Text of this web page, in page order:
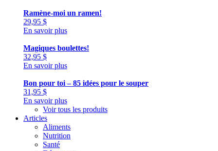
Ramène-moi un ramen!
29,95 $
En savoir plus
Magiques boulettes!
32,95 $
En savoir plus
Bon pour toi – 85 idées pour le souper
31,95 $
En savoir plus
Voir tous les produits
Articles
Aliments
Nutrition
Santé